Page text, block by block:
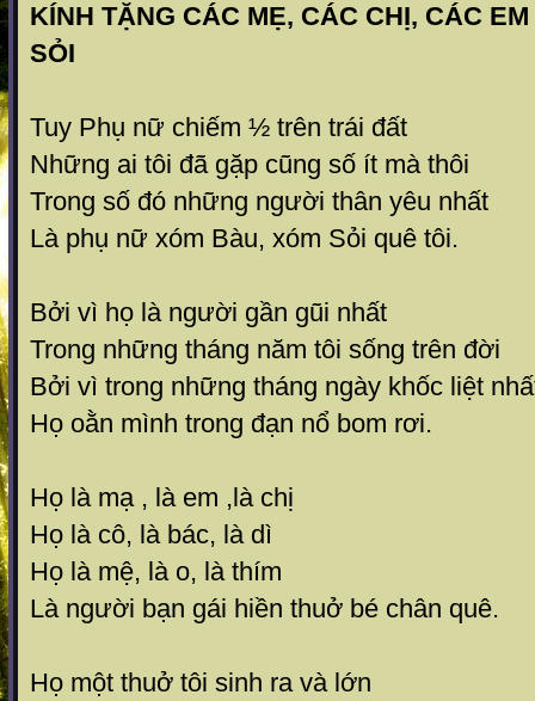
KÍNH TẶNG CÁC MẸ, CÁC CHỊ, CÁC
SỎI
Tuy Phụ nữ chiếm ½ trên trái đất
Những ai tôi đã gặp cũng số ít mà thôi
Trong số đó những người thân yêu nhất
Là phụ nữ xóm Bàu, xóm Sỏi quê tôi.
Bởi vì họ là người gần gũi nhất
Trong những tháng năm tôi sống trên đời
Bởi vì trong những tháng ngày khốc liệt
Họ oằn mình trong đạn nổ bom rơi.
Họ là mạ , là em ,là chị
Họ là cô, là bác, là dì
Họ là mệ, là o, là thím
Là người bạn gái hiền thuở bé chân quê.
Họ một thuở tôi sinh ra và lớn